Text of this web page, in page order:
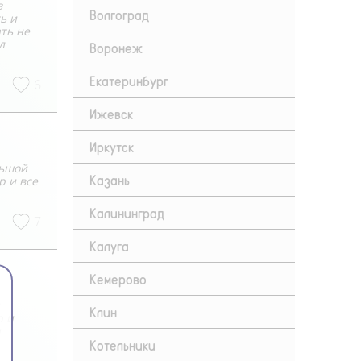
и
не
и все
и
Волгоград
Воронеж
Екатеринбург
Ижевск
Иркутск
Казань
Калининград
Калуга
Кемерово
Клин
Котельники